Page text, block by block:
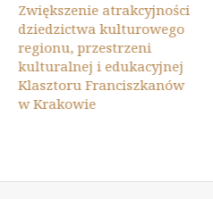
Zwiększenie atrakcyjności
dziedzictwa kulturowego
regionu, przestrzeni
kulturalnej i edukacyjnej
Klasztoru Franciszkanów
w Krakowie